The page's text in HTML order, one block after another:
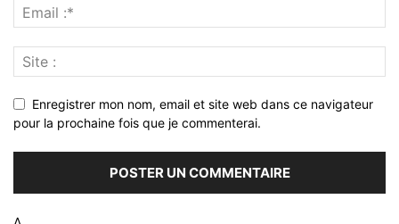
Enregistrer mon nom, email et site web dans ce navigateur
pour la prochaine fois que je commenterai.